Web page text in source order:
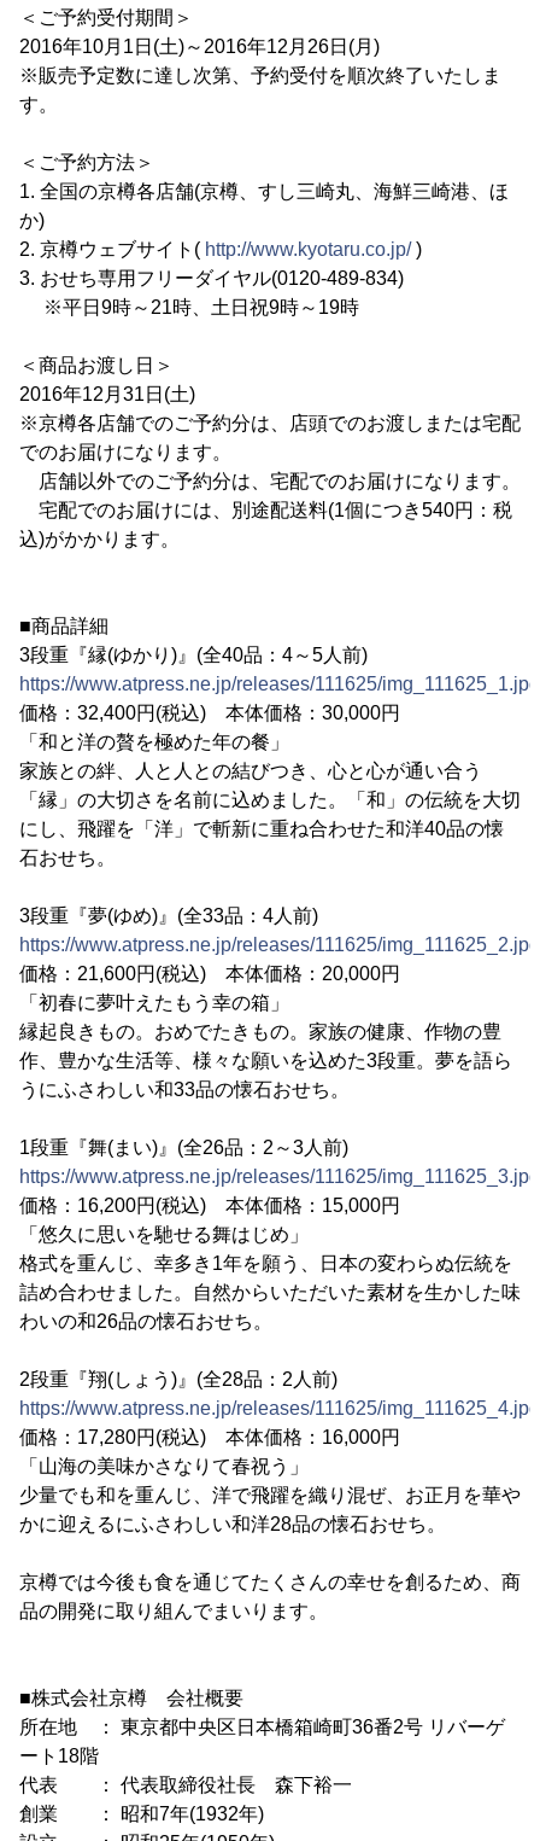
＜ご予約受付期間＞
2016年10月1日(土)～2016年12月26日(月)
※販売予定数に達し次第、予約受付を順次終了いたしま
す。
＜ご予約方法＞
1. 全国の京樽各店舗(京樽、すし三崎丸、海鮮三崎港、ほ
か)
2. 京樽ウェブサイト( http://www.kyotaru.co.jp/)
3. おせち専用フリーダイヤル(0120-489-834)
※平日9時～21時、土日祝9時～19時
＜商品お渡し日＞
2016年12月31日(土)
※京樽各店舗でのご予約分は、店頭でのお渡しまたは宅配
でのお届けになります。
店舗以外でのご予約分は、宅配でのお届けになります。
宅配でのお届けには、別途配送料(1個につき540円：税
込)がかかります。
■商品詳細
3段重『縁(ゆかり)』(全40品：4～5人前)
https://www.atpress.ne.jp/releases/111625/img_111625_1.jpg
価格：32,400円(税込) 本体価格：30,000円
「和と洋の贅を極めた年の餐」
家族との絆、人と人との結びつき、心と心が通い合う
「縁」の大切さを名前に込めました。「和」の伝統を大切
にし、飛躍を「洋」で斬新に重ね合わせた和洋40品の懐
石おせち。
3段重『夢(ゆめ)』(全33品：4人前)
https://www.atpress.ne.jp/releases/111625/img_111625_2.jpg
価格：21,600円(税込) 本体価格：20,000円
「初春に夢叶えたもう幸の箱」
縁起良きもの。おめでたきもの。家族の健康、作物の豊
作、豊かな生活等、様々な願いを込めた3段重。夢を語ら
うにふさわしい和33品の懐石おせち。
1段重『舞(まい)』(全26品：2～3人前)
https://www.atpress.ne.jp/releases/111625/img_111625_3.jpg
価格：16,200円(税込) 本体価格：15,000円
「悠久に思いを馳せる舞はじめ」
格式を重んじ、幸多き1年を願う、日本の変わらぬ伝統を
詰め合わせました。自然からいただいた素材を生かした味
わいの和26品の懐石おせち。
2段重『翔(しょう)』(全28品：2人前)
https://www.atpress.ne.jp/releases/111625/img_111625_4.jpg
価格：17,280円(税込) 本体価格：16,000円
「山海の美味かさなりて春祝う」
少量でも和を重んじ、洋で飛躍を織り混ぜ、お正月を華や
かに迎えるにふさわしい和洋28品の懐石おせち。
京樽では今後も食を通じてたくさんの幸せを創るため、商
品の開発に取り組んでまいります。
■株式会社京樽 会社概要
所在地 ： 東京都中央区日本橋箱崎町36番2号 リバーゲ
ート18階
代表 ： 代表取締役社長 森下裕一
創業 ： 昭和7年(1932年)